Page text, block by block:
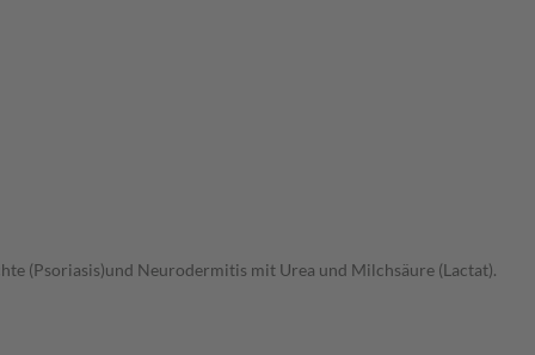
(Psoriasis)und Neurodermitis mit Urea und Milchsäure (Lactat).